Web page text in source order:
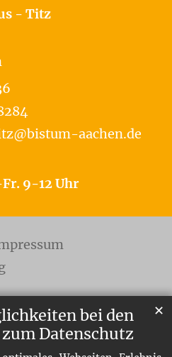
bei den
Datenschutz
✕
- Titz
aachen.de
9-12 Uhr